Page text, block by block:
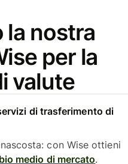
la nostra
per la
valute
di trasferimento di
con Wise ottieni
medio di mercato.